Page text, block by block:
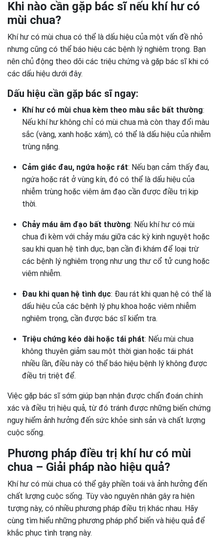
Khi nào cần gặp bác sĩ nếu khí hư có
mùi chua?
Khí hư có mùi chua có thể là dấu hiệu của một vấn đề nhỏ
nhưng cũng có thể báo hiệu các bệnh lý nghiêm trọng. Bạn
nên chủ động theo dõi các triệu chứng và gặp bác sĩ khi có
các dấu hiệu dưới đây.
Dấu hiệu cần gặp bác sĩ ngay:
Khí hư có mùi chua kèm theo màu sắc bất thường:
Nếu khí hư không chỉ có mùi chua mà còn thay đổi màu
sắc (vàng, xanh hoặc xám), có thể là dấu hiệu của nhiễm
trùng nặng.
Cảm giác đau, ngứa hoặc rát: Nếu bạn cảm thấy đau,
ngứa hoặc rát ở vùng kín, đó có thể là dấu hiệu của
nhiễm trùng hoặc viêm âm đạo cần được điều trị kịp
thời.
Chảy máu âm đạo bất thường: Nếu khí hư có mùi
chua đi kèm với chảy máu giữa các kỳ kinh nguyệt hoặc
sau khi quan hệ tình dục, bạn cần đi khám để loại trừ
các bệnh lý nghiêm trọng như ung thư cổ tử cung hoặc
viêm nhiễm.
Đau khi quan hệ tình dục: Đau rát khi quan hệ có thể là
dấu hiệu của các bệnh lý phụ khoa hoặc viêm nhiễm
nghiêm trọng, cần được bác sĩ kiểm tra.
Triệu chứng kéo dài hoặc tái phát: Nếu mùi chua
không thuyên giảm sau một thời gian hoặc tái phát
nhiều lần, điều này có thể báo hiệu bệnh lý không được
điều trị triệt để.
Việc gặp bác sĩ sớm giúp bạn nhận được chẩn đoán chính
xác và điều trị hiệu quả, từ đó tránh được những biến chứng
nguy hiểm ảnh hưởng đến sức khỏe sinh sản và chất lượng
cuộc sống.
Phương pháp điều trị khí hư có mùi
chua – Giải pháp nào hiệu quả?
Khí hư có mùi chua có thể gây phiền toái và ảnh hưởng đến
chất lượng cuộc sống. Tùy vào nguyên nhân gây ra hiện
tượng này, có nhiều phương pháp điều trị khác nhau. Hãy
cùng tìm hiểu những phương pháp phổ biến và hiệu quả để
khắc phục tình trạng này.